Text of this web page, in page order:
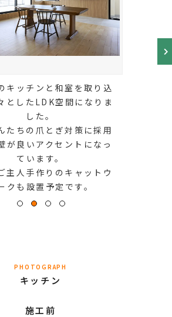
キッチンと和室を取り込
としたLDK空間になりま
した。
たちの爪とぎ対策に採用
が良いアクセントになっ
ています。
主人手作りのキャットウ
クも設置予定です。
PHOTOGRAPH
キッチン
施工前